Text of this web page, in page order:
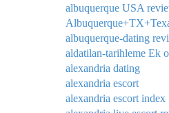
albuquerque USA
albuquerque-dating
aldatilan-tarihleme Ek
alexandria dating
alexandria escort
alexandria escort index